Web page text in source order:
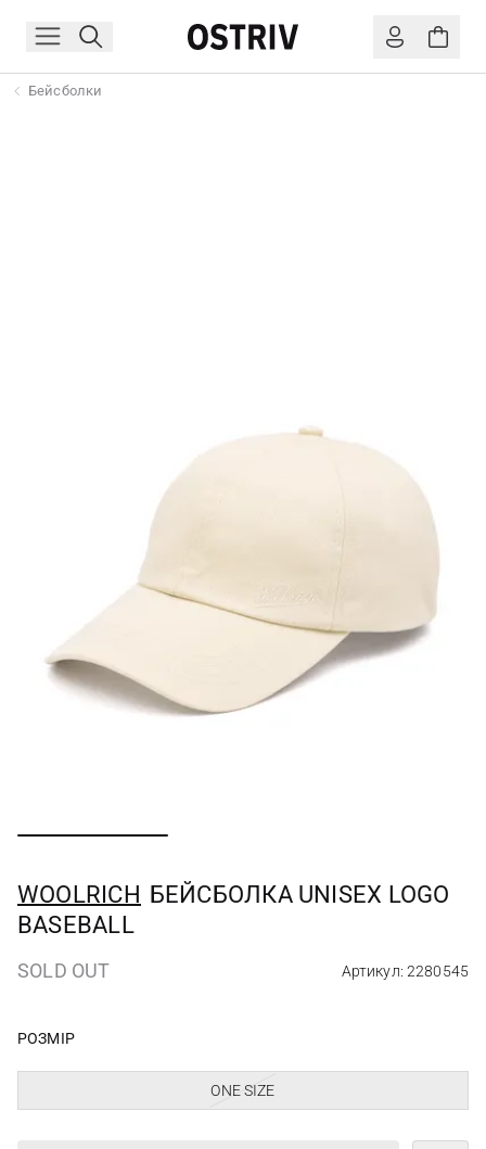
Бейсболки
WOOLRICH БЕЙСБОЛКА UNISEX LOGO
BASEBALL
SOLD OUT Артикул: 2280545
РОЗМІР
ONE SIZE